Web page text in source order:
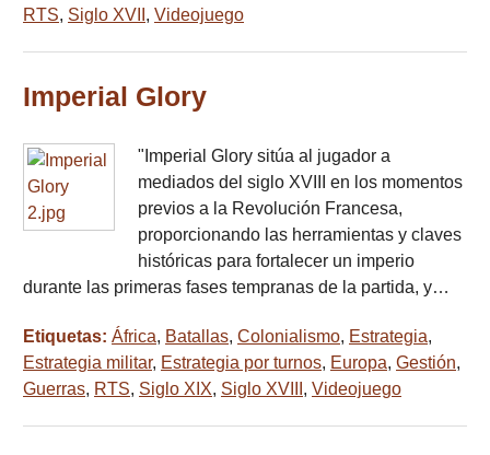
RTS, Siglo XVII , Videojuego
Imperial Glory
"Imperial Glory sitúa al jugador a
mediados del siglo XVIII en los momentos
previos a la Revolución Francesa,
proporcionando las herramientas y claves
históricas para fortalecer un imperio
durante las primeras fases tempranas de la partida, y…
Etiquetas: África, Batallas, Colonialismo, Estrategia,
Estrategia militar, Estrategia por turnos, Europa, Gestión,
Guerras, RTS, Siglo XIX, Siglo XVIII , Videojuego